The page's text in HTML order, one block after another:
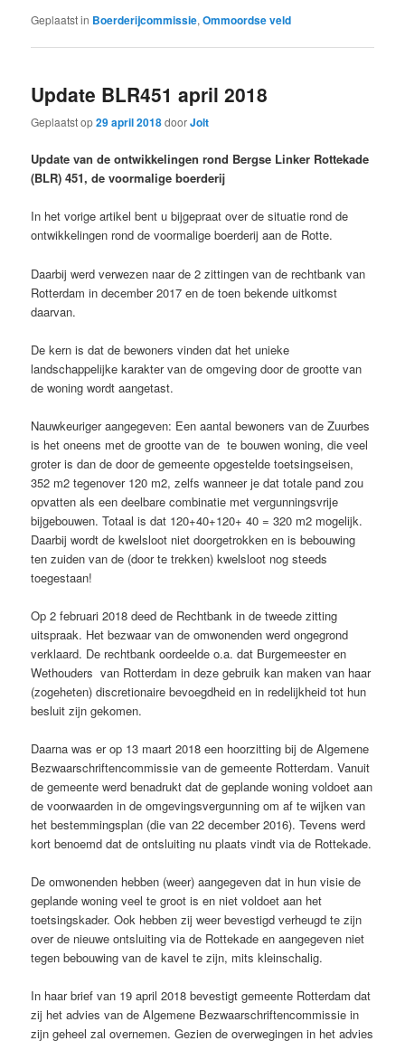
Geplaatst in Boerderijcommissie,Ommoordse veld
Update BLR451 april 2018
Geplaatst op29 april 2018doorJolt
Update van de ontwikkelingen rond Bergse Linker Rottekade
(BLR) 451, de voormalige boerderij
In het vorige artikel bent u bijgepraat over de situatie rond de
ontwikkelingen rond de voormalige boerderij aan de Rotte.
Daarbij werd verwezen naar de 2 zittingen van de rechtbank van
Rotterdam in december 2017 en de toen bekende uitkomst
daarvan.
De kern is dat de bewoners vinden dat het unieke
landschappelijke karakter van de omgeving door de grootte van
de woning wordt aangetast.
Nauwkeuriger aangegeven: Een aantal bewoners van de Zuurbes
is het oneens met de grootte van de te bouwen woning, die veel
groter is dan de door de gemeente opgestelde toetsingseisen,
352 m2 tegenover 120 m2, zelfs wanneer je dat totale pand zou
opvatten als een deelbare combinatie met vergunningsvrije
bijgebouwen. Totaal is dat 120+40+120+ 40 = 320 m2 mogelijk.
Daarbij wordt de kwelsloot niet doorgetrokken en is bebouwing
ten zuiden van de (door te trekken) kwelsloot nog steeds
toegestaan!
Op 2 februari 2018 deed de Rechtbank in de tweede zitting
uitspraak. Het bezwaar van de omwonenden werd ongegrond
verklaard. De rechtbank oordeelde o.a. dat Burgemeester en
Wethouders van Rotterdam in deze gebruik kan maken van haar
(zogeheten) discretionaire bevoegdheid en in redelijkheid tot hun
besluit zijn gekomen.
Daarna was er op 13 maart 2018 een hoorzitting bij de Algemene
Bezwaarschriftencommissie van de gemeente Rotterdam. Vanuit
de gemeente werd benadrukt dat de geplande woning voldoet aan
de voorwaarden in de omgevingsvergunning om af te wijken van
het bestemmingsplan (die van 22 december 2016). Tevens werd
kort benoemd dat de ontsluiting nu plaats vindt via de Rottekade.
De omwonenden hebben (weer) aangegeven dat in hun visie de
geplande woning veel te groot is en niet voldoet aan het
toetsingskader. Ook hebben zij weer bevestigd verheugd te zijn
over de nieuwe ontsluiting via de Rottekade en aangegeven niet
tegen bebouwing van de kavel te zijn, mits kleinschalig.
In haar brief van 19 april 2018 bevestigt gemeente Rotterdam dat
zij het advies van de Algemene Bezwaarschriftencommissie in
zijn geheel zal overnemen. Gezien de overwegingen in het advies